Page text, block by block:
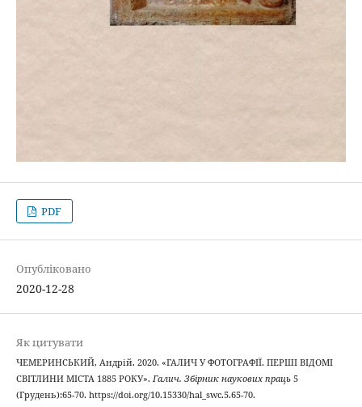
PDF
Опубліковано
2020-12-28
Як цитувати
ЧЕМЕРИНСЬКИЙ, Андрій. 2020. «ГАЛИЧ У ФОТОГРАФІЇ. ПЕРШІ ВІДОМІ
СВІТЛИНИ МІСТА 1885 РОКУ». Галич. Збірник наукових праць5
(Грудень):65-70. https://doi.org/10.15330/hal_swc.5.65-70.